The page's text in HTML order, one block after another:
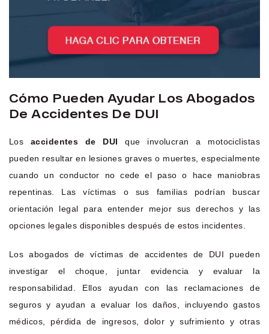
Cómo Pueden Ayudar Los Abogados
De Accidentes De DUI
Los accidentes de DUI
que involucran a motociclistas
pueden resultar en lesiones graves o muertes, especialmente
cuando un conductor no cede el paso o hace maniobras
repentinas. Las víctimas o sus familias podrían buscar
orientación legal para entender mejor sus derechos y las
opciones legales disponibles después de estos incidentes.
Los abogados de víctimas de accidentes de DUI pueden
investigar el choque, juntar evidencia y evaluar la
responsabilidad. Ellos ayudan con las reclamaciones de
seguros y ayudan a evaluar los daños, incluyendo gastos
médicos, pérdida de ingresos, dolor y sufrimiento y otras